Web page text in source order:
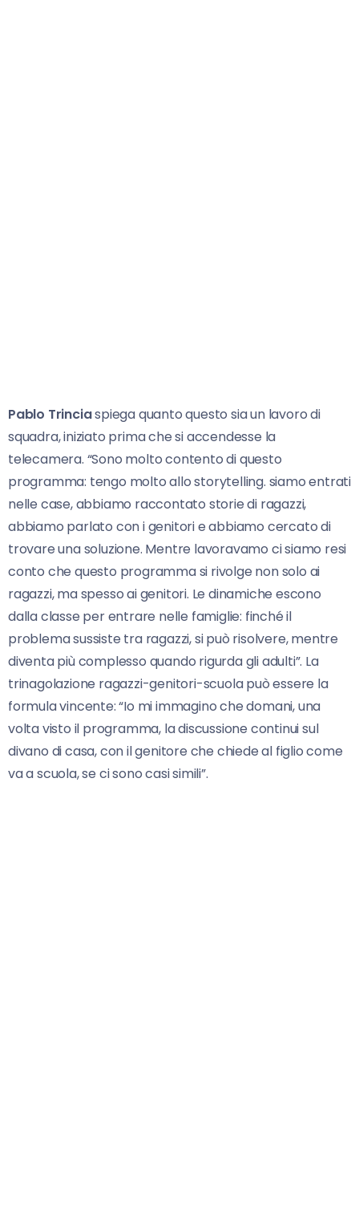
Pablo Trinciaspiega quanto questo sia un lavoro di
squadra, iniziato prima che si accendesse la
telecamera. “Sono molto contento di questo
programma: tengo molto allo storytelling. siamo entrati
nelle case, abbiamo raccontato storie di ragazzi,
abbiamo parlato con i genitori e abbiamo cercato di
trovare una soluzione. Mentre lavoravamo ci siamo resi
conto che questo programma si rivolge non solo ai
ragazzi, ma spesso ai genitori. Le dinamiche escono
dalla classe per entrare nelle famiglie: finché il
problema sussiste tra ragazzi, si può risolvere, mentre
diventa più complesso quando rigurda gli adulti”. La
trinagolazione ragazzi-genitori-scuola può essere la
formula vincente: “Io mi immagino che domani, una
volta visto il programma, la discussione continui sul
divano di casa, con il genitore che chiede al figlio come
va a scuola, se ci sono casi simili”.